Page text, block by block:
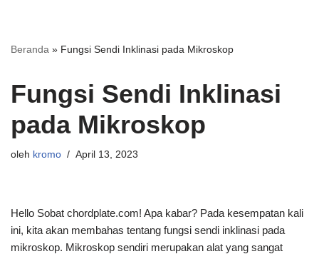
Beranda » Fungsi Sendi Inklinasi pada Mikroskop
Fungsi Sendi Inklinasi
pada Mikroskop
oleh kromo April 13, 2023
Hello Sobat chordplate.com! Apa kabar? Pada kesempatan kali
ini, kita akan membahas tentang fungsi sendi inklinasi pada
mikroskop. Mikroskop sendiri merupakan alat yang sangat